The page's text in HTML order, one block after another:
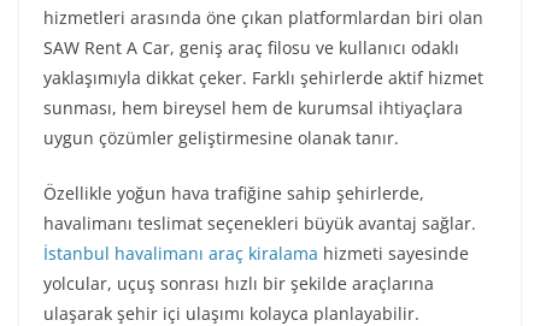
hizmetleri arasında öne çıkan platformlardan biri olan
SAW Rent A Car, geniş araç filosu ve kullanıcı odaklı
yaklaşımıyla dikkat çeker. Farklı şehirlerde aktif hizmet
sunması, hem bireysel hem de kurumsal ihtiyaçlara
uygun çözümler geliştirmesine olanak tanır.
Özellikle yoğun hava trafiğine sahip şehirlerde,
havalimanı teslimat seçenekleri büyük avantaj sağlar.
İstanbul havalimanı araç kiralama hizmeti sayesinde
yolcular, uçuş sonrası hızlı bir şekilde araçlarına
ulaşarak şehir içi ulaşımı kolayca planlayabilir.